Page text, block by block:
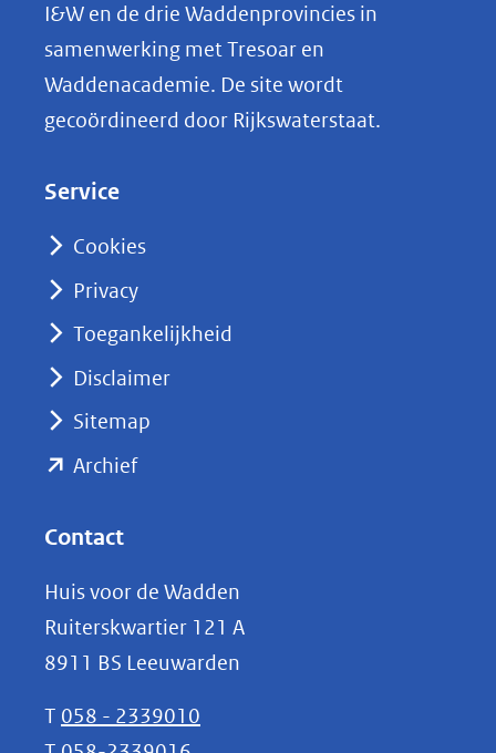
k
e
nieuw
naar
I&W en de drie Waddenprovincies in
samenwerking met Tresoar en
Waddenacademie. De site wordt
gecoördineerd door Rijkswaterstaat.
Service
Cookies
Privacy
Toegankelijkheid
Disclaimer
Sitemap
Archief(opent
(verwijst
naar
een
andere
website)
Contact
Huis voor de Wadden
Ruiterskwartier 121 A
8911 BS Leeuwarden
T 058 - 2339010